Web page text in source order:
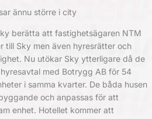
ännu större i city
berätta att fastighetsägaren NTM
till Sky men även hyresrätter och
Nu utökar Sky ytterligare då de
med Botrygg AB för 54
i samma kvarter. De båda husen
och anpassas för att
enhet. Hotellet kommer att